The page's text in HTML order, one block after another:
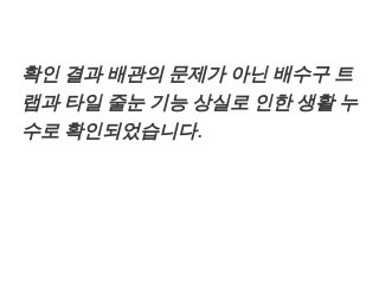
확인 결과 배관의 문제가 아닌 배수구 트
랩과 타일 줄눈 기능 상실로 인한 생활 누
수로 확인되었습니다.